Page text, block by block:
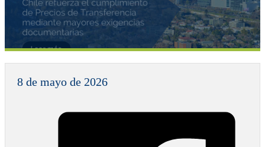
8 de mayo de 2026